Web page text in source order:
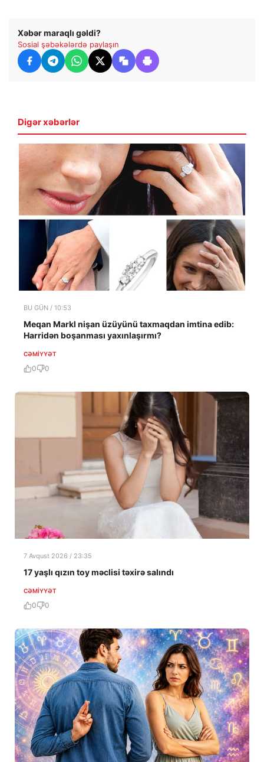
Xəbər maraqlı gəldi?
Sosial şəbəkələrdə paylaşın
Digər xəbərlər
BU GÜN / 10:53
Meqan Markl nişan üzüyünü taxmaqdan imtina edib:
Harridən boşanması yaxınlaşırmı?
CƏMIYYƏT
0 0
7 Avqust 2026 / 23:35
17 yaşlı qızın toy məclisi təxirə salındı
CƏMIYYƏT
0 0